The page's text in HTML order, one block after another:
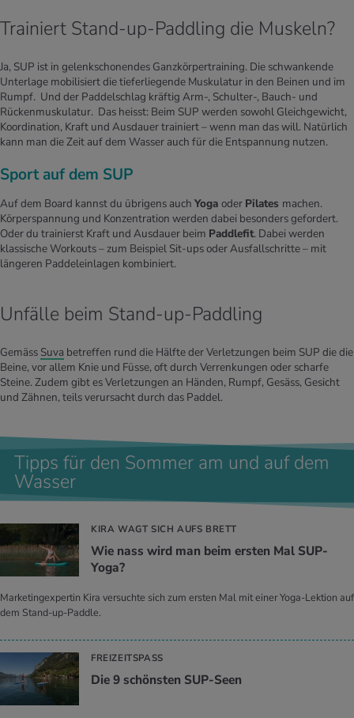
Trainiert Stand-up-Paddling die Muskeln?
Ja, SUP ist in gelenkschonendes Ganzkörpertraining. Die schwankende
Unterlage mobilisiert die tieferliegende Muskulatur in den Beinen und im
Rumpf. Und der Paddelschlag kräftig Arm-, Schulter-, Bauch- und
Rückenmuskulatur. Das heisst: Beim SUP werden sowohl Gleichgewicht,
Koordination, Kraft und Ausdauer trainiert – wenn man das will. Natürlich
kann man die Zeit auf dem Wasser auch für die Entspannung nutzen.
Sport auf dem SUP
Auf dem Board kannst du übrigens auch Yoga oder Pilates machen.
Körperspannung und Konzentration werden dabei besonders gefordert.
Oder du trainierst Kraft und Ausdauer beim Paddlefit. Dabei werden
klassische Workouts – zum Beispiel Sit-ups oder Ausfallschritte – mit
längeren Paddeleinlagen kombiniert.
Unfälle beim Stand-up-Paddling
Gemäss Suva betreffen rund die Hälfte der Verletzungen beim SUP die die
Beine, vor allem Knie und Füsse, oft durch Verrenkungen oder scharfe
Steine. Zudem gibt es Verletzungen an Händen, Rumpf, Gesäss, Gesicht
und Zähnen, teils verursacht durch das Paddel.
Tipps für den Sommer am und auf dem
Wasser
KIRA WAGT SICH AUFS BRETT
Wie nass wird man beim ers­ten Mal SUP-
Yoga?
Marketingexpertin Kira versuchte sich zum ersten Mal mit einer Yoga-Lektion auf
dem Stand-up-Paddle.
FREIZEITSPASS
Die 9 schöns­ten SUP-Seen